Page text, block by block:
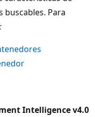
buscables. Para
Intelligence v4.0